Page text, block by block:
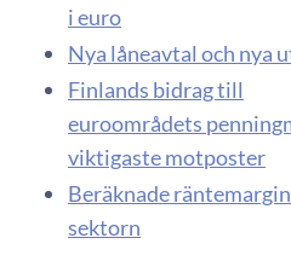
i euro
Nya låneavtal och nya
Finlands bidrag till
euroområdets
viktigaste motposter
Beräknade
sektorn